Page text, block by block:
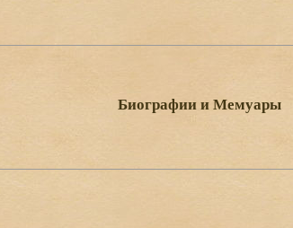
Биографии и Мемуары